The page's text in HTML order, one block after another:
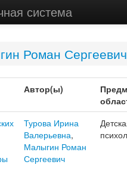
система
Роман Сергеевич
Автор(ы)
Турова Ирина
Валерьевна,
Малыгин Роман
Сергеевич